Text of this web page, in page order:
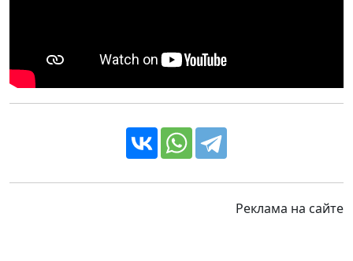
Реклама на сайте